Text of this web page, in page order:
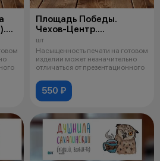
Площадь Победы.
Чехов-Центр.
Краеведческий Музей.
Керамическая кружка
№ 009
шт
Насыщенность печати на готовом
изделии может незначительно
отличаться от презентационного
550 ₽